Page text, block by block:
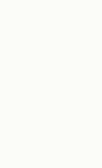
Weitere